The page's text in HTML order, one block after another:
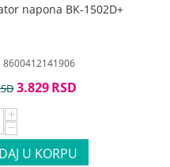
napona BK-1502D+
8600412141906
3.829RSD
+
−
U KORPU